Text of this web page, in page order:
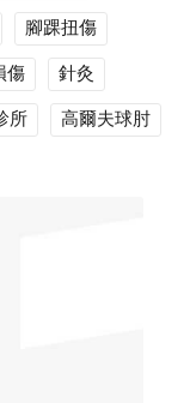
腳踝扭傷
傷
針灸
所 高爾夫球肘